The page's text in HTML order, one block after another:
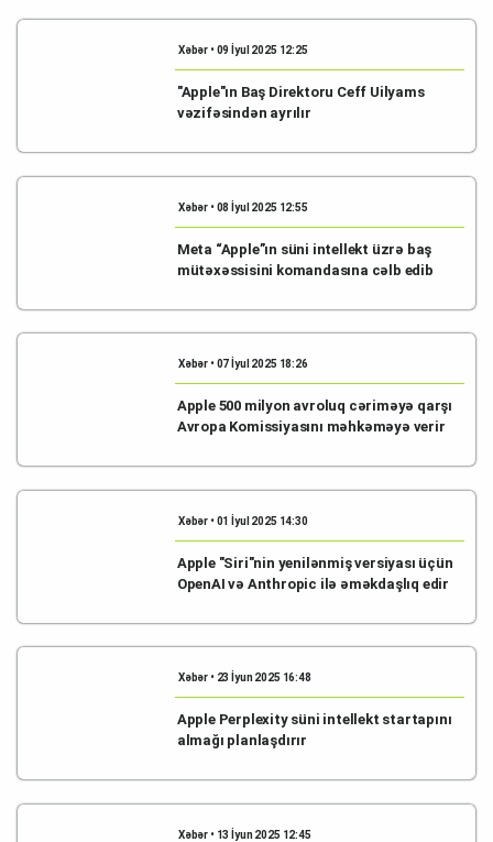
Xəbər • 09 İyul 2025 12:25
"Apple"ın Baş Direktoru Ceff Uilyams
vəzifəsindən ayrılır
Xəbər • 08 İyul 2025 12:55
Meta “Apple”ın süni intellekt üzrə baş
mütəxəssisini komandasına cəlb edib
Xəbər • 07 İyul 2025 18:26
Apple 500 milyon avroluq cəriməyə qarşı
Avropa Komissiyasını məhkəməyə verir
Xəbər • 01 İyul 2025 14:30
Apple "Siri"nin yenilənmiş versiyası üçün
OpenAI və Anthropic ilə əməkdaşlıq edir
Xəbər • 23 İyun 2025 16:48
Apple Perplexity süni intellekt startapını
almağı planlaşdırır
Xəbər • 13 İyun 2025 12:45